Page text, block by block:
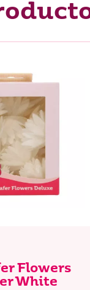
Flowers
White